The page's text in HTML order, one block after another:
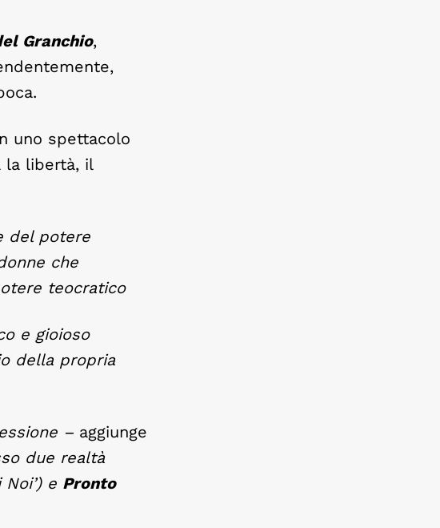
Granchio,
uno spettacolo
la libertà, il
del potere
che
teocratico
e gioioso
della propria
– aggiunge
due realtà
e Pronto